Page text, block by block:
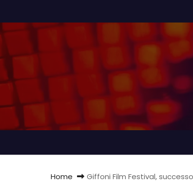
Home Giffoni Film Festival,